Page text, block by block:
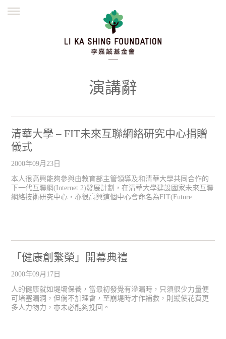
繁體
演講辭
清華大學 – FIT未來互聯網絡研究中心捐贈
儀式
2000年09月23日
本人很高興能夠參與由教育部主管領導及和清華大學共同合作的
下一代互聯網(Internet 2)發展計劃，在清華大學建設國家未來互聯
網絡技術研究中心，亦很高興這個中心會命名為FIT(Future...
「健康創繁榮」開幕典禮
2000年09月17日
人的健康就如堤壩保養，當最初發覺有滲漏時，只須很少力量便
可堵塞漏洞，但倘不加理會，至崩堤時才作補救，則縱使花費更
多人力物力，亦未必能夠挽回。